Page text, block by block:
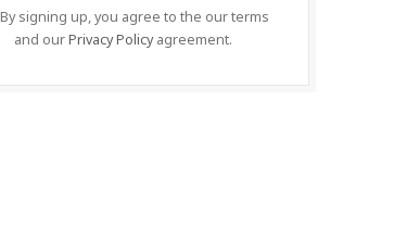
By signing up, you agree to the our terms
and ourPrivacy Policyagreement.